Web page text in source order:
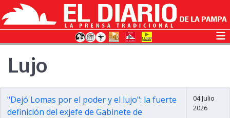
Lujo
"Dejó Lomas por el poder y el lujo": la fuerte
definición del exjefe de Gabinete de
04 Julio
2026